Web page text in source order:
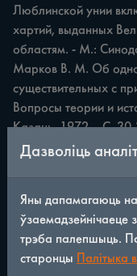
Люблинской унии
хартий, выданных
областям. - М.:
Марков В. М. Об
существительных с
Вопросы теории и
Казань, 1972. - С.
к словарю
слоўніка
мовазнаўства. -
260; Вып. 4. - 1976.
Вып. 6. - 1978. - С.
Дазволіць
Яны дапамагаюць
ўзаемадзейнічаеце
трэба палепшыць.
старонцы Палітыка